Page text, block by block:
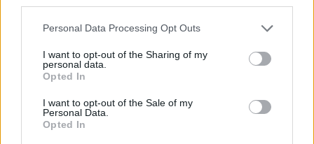
Please note that this website/app uses one or more Google
not limited to your visit or usage behaviour. You may click to
grant or deny consent to Google and its third-party tags to
use your data for below specified purposes in below Google
consent section.
Personal Data Processing Opt Outs
I want to opt-out of the Sharing of my
personal data.
Opted In
I want to opt-out of the Sale of my
Personal Data.
Opted In
Szomorúan sétál vissza Perez, hamarosan az újságírók
kérdéseire is válaszolni fog. Kollégánk is a helyszínen van, így
érdemes lesz majd figyelni a Formula.hu weboldalát az